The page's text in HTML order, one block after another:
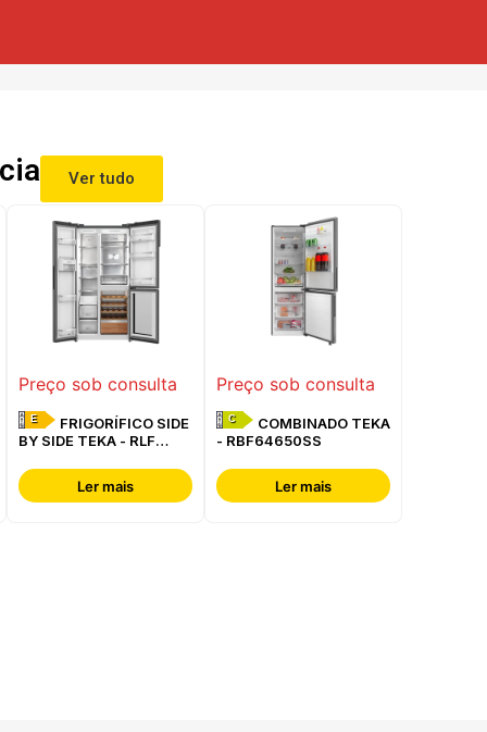
Ver tudo
Preço sob consulta
E
BY SIDE TEKA - RLF
Ler mais
Preço sob consulta
C
- RBF64650SS
Ler mais